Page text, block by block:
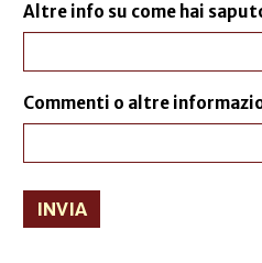
Altre info su come hai
Commenti o altre
INVIA